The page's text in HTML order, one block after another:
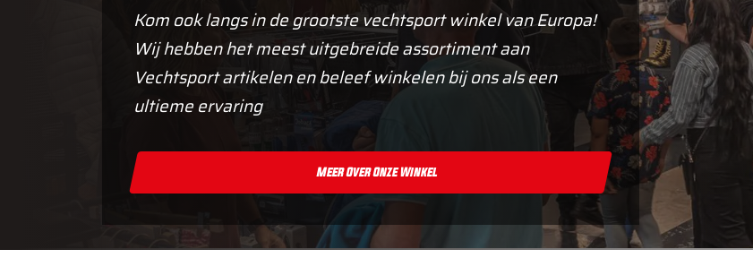
Kom ook langs in de grootste vechtsport winkel van Europa!
Wij hebben het meest uitgebreide assortiment aan
Vechtsport artikelen en beleef winkelen bij ons als een
ultieme ervaring
Meer Over Onze Winkel